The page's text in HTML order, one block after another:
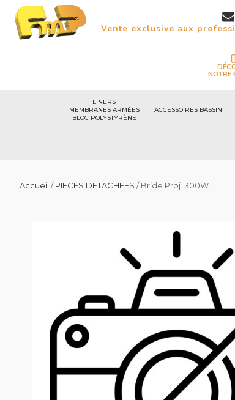
Vente exclusive aux
NOTRE
LINERS
MEMBRANES ARMÉES
BLOC POLYSTYRÈNE
ACCESSOIRES BASSIN
Accueil /PIECES DETACHEES / Bride Proj. 300W